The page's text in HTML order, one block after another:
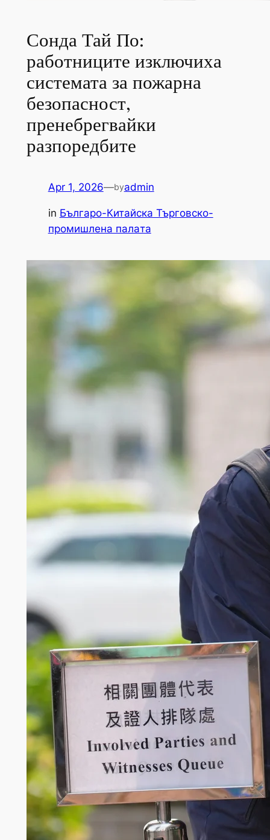
Сонда Тай По:
работниците изключиха
системата за пожарна
безопасност,
пренебрегвайки
разпоредбите
Apr 1, 2026—byadmin
in Българо-Китайска Търговско-
промишлена палaта